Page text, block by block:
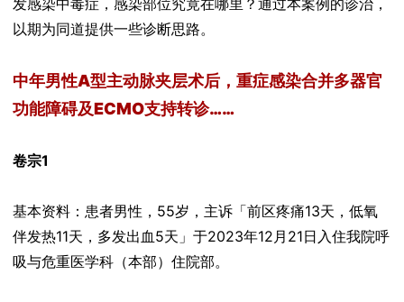
发感染中毒症，感染部位究竟在哪里？通过本案例的诊治，
以期为同道提供一些诊断思路。
中年男性A型主动脉夹层术后，重症感染合并多器官
功能障碍及ECMO支持转诊……
卷宗1
基本资料：患者男性，55岁，主诉「前区疼痛13天，低氧
伴发热11天，多发出血5天」于2023年12月21日入住我院呼
吸与危重医学科（本部）住院部。